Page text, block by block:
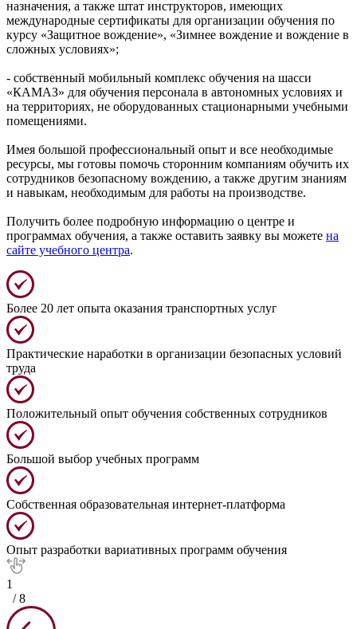
назначения, а также штат инструкторов, имеющих
международные сертификаты для организации обучения по
курсу «Защитное вождение», «Зимнее вождение и вождение в
сложных условиях»;
- собственный мобильный комплекс обучения на шасси
«КАМАЗ» для обучения персонала в автономных условиях и
на территориях, не оборудованных стационарными учебными
помещениями.
Имея большой профессиональный опыт и все необходимые
ресурсы, мы готовы помочь сторонним компаниям обучить их
сотрудников безопасному вождению, а также другим знаниям
и навыкам, необходимым для работы на производстве.
Получить более подробную информацию о центре и
программах обучения, а также оставить заявку вы можете на
сайте учебного центра.
Более 20 лет опыта оказания транспортных услуг
Практические наработки в организации безопасных условий
труда
Положительный опыт обучения собственных сотрудников
Большой выбор учебных программ
Собственная образовательная интернет-платформа
Опыт разработки вариативных программ обучения
1
/8